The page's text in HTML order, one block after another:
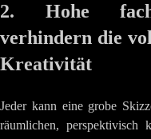
2. Hohe
verhindern die
Kreativität
Jeder kann eine grobe
räumlichen, perspektivisch